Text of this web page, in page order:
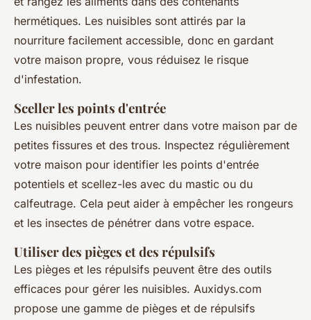
hermétiques. Les nuisibles sont attirés par la
nourriture facilement accessible, donc en gardant
votre maison propre, vous réduisez le risque
d'infestation.
Sceller les points d'entrée
Les nuisibles peuvent entrer dans votre maison par de
petites fissures et des trous. Inspectez régulièrement
votre maison pour identifier les points d'entrée
potentiels et scellez-les avec du mastic ou du
calfeutrage. Cela peut aider à empêcher les rongeurs
et les insectes de pénétrer dans votre espace.
Utiliser des pièges et des répulsifs
Les pièges et les répulsifs peuvent être des outils
efficaces pour gérer les nuisibles. Auxidys.com
propose une gamme de pièges et de répulsifs